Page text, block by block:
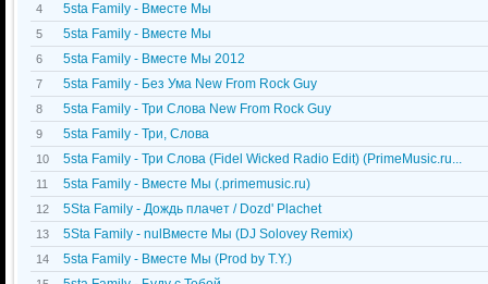
4 5sta Family - Вместе Мы
5 5sta Family - Вместе Мы
6 5sta Family - Вместе Мы 2012
7 5sta Family - Без Ума New From Rock Guy
8 5sta Family - Три Слова New From Rock Guy
9 5sta Family - Три, Слова
10 5sta Family - Три Слова (Fidel Wicked Radio Edit) (PrimeMusic.ru...
11 5sta Family - Вместе Мы (.primemusic.ru)
12 5Sta Family - Дождь плачет / Dozd' Plachet
13 5Sta Family - nulВместе Мы (DJ Solovey Remix)
14 5sta Family - Вместе Мы (Prod by T.Y.)